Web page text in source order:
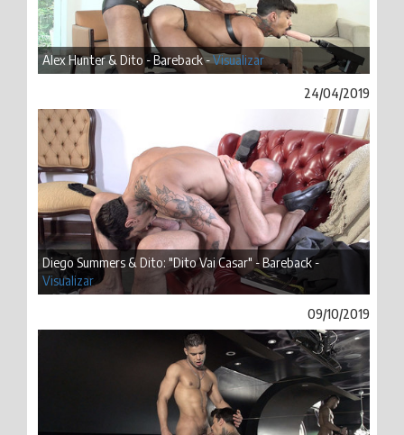
Alex Hunter & Dito - Bareback -Visualizar
24/04/2019
Diego Summers & Dito: "Dito Vai Casar" - Bareback -
Visualizar
09/10/2019